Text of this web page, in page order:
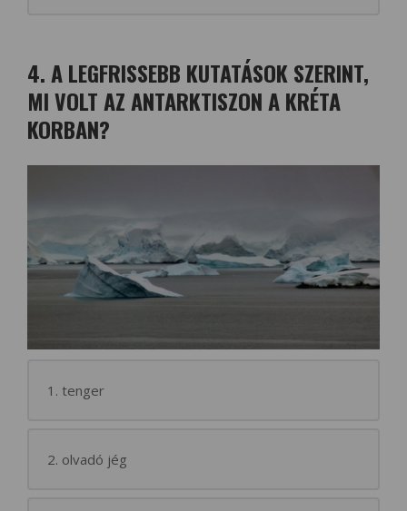
4. A LEGFRISSEBB KUTATÁSOK SZERINT,
MI VOLT AZ ANTARKTISZON A KRÉTA
KORBAN?
1. tenger
2. olvadó jég